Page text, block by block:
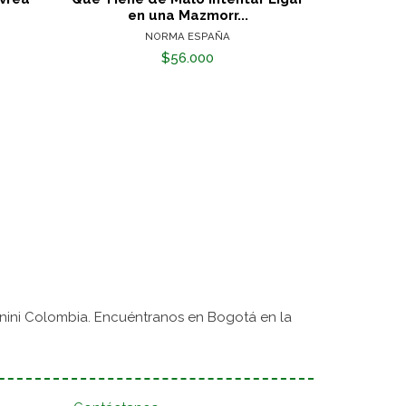
en una Mazmorr...
NORMA ESPAÑA
$56.000
Colombia. Encuéntranos en Bogotá en la